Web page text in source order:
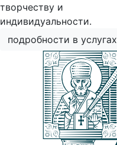
творчеству и
индивидуальности.
подробности в услугах